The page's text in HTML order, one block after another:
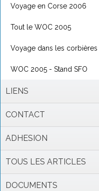
Voyage en Corse 2006
Tout le WOC 2005
Voyage dans les
WOC 2005 - Stand SFO
LIENS
CONTACT
ADHESION
TOUS LES ARTICLES
DOCUMENTS